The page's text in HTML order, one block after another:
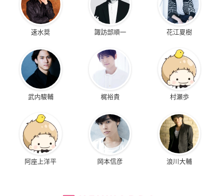
速水奨 諏訪部順一 花江夏樹
武内駿輔 梶裕貴 村瀬歩
阿座上洋平 岡本信彦 浪川大輔